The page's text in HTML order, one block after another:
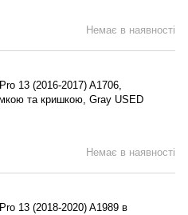
Немає в наявності
13 (2016-2017) A1706,
та кришкою, Gray USED
Немає в наявності
13 (2018-2020) A1989 в